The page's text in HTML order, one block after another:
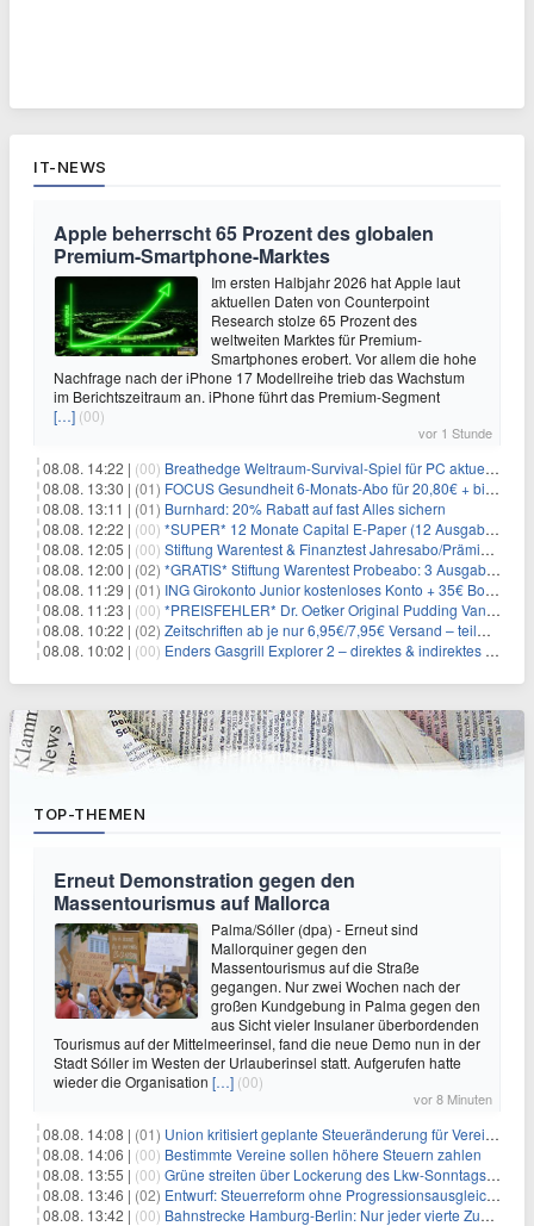
IT-NEWS
Apple beherrscht 65 Prozent des globalen
Premium-Smartphone-Marktes
Im ersten Halbjahr 2026 hat Apple laut
aktuellen Daten von Counterpoint
Research stolze 65 Prozent des
weltweiten Marktes für Premium-
Smartphones erobert. Vor allem die hohe
Nachfrage nach der iPhone 17 Modellreihe trieb das Wachstum
im Berichtszeitraum an. iPhone führt das Premium-Segment
[…] (00)
vor 1 Stunde
08.08. 14:22 | (00) Breathedge Weltraum-Survival-Spiel für PC aktuell kostenlos bei Steam
08.08. 13:30 | (01) FOCUS Gesundheit 6-Monats-Abo für 20,80€ + bis zu 20€ Prämie
08.08. 13:11 | (01) Burnhard: 20% Rabatt auf fast Alles sichern
08.08. 12:22 | (00) *SUPER* 12 Monate Capital E-Paper (12 Ausgaben) für NUR 7€ (statt 80,04€)
08.08. 12:05 | (00) Stiftung Warentest & Finanztest Jahresabo/Prämienabo für 35€ + Buchprämie
08.08. 12:00 | (02) *GRATIS* Stiftung Warentest Probeabo: 3 Ausgaben gratis im Wert von 25,20€
08.08. 11:29 | (01) ING Girokonto Junior kostenloses Konto + 35€ Bonus
08.08. 11:23 | (00) *PREISFEHLER* Dr. Oetker Original Pudding Vanille 22er-Pack für 2,97€
08.08. 10:22 | (02) Zeitschriften ab je nur 6,95€/7,95€ Versand – teilweise selbstkündigend!
08.08. 10:02 | (00) Enders Gasgrill Explorer 2 – direktes & indirektes Grillen für 104,99€
TOP-THEMEN
Erneut Demonstration gegen den
Massentourismus auf Mallorca
Palma/Sóller (dpa) - Erneut sind
Mallorquiner gegen den
Massentourismus auf die Straße
gegangen. Nur zwei Wochen nach der
großen Kundgebung in Palma gegen den
aus Sicht vieler Insulaner überbordenden
Tourismus auf der Mittelmeerinsel, fand die neue Demo nun in der
Stadt Sóller im Westen der Urlauberinsel statt. Aufgerufen hatte
wieder die Organisation […] (00)
vor 8 Minuten
08.08. 14:08 | (01) Union kritisiert geplante Steueränderung für Vereine
08.08. 14:06 | (00) Bestimmte Vereine sollen höhere Steuern zahlen
08.08. 13:55 | (00) Grüne streiten über Lockerung des Lkw-Sonntagsfahrverbots
08.08. 13:46 | (02) Entwurf: Steuerreform ohne Progressionsausgleich geplant
08.08. 13:42 | (00) Bahnstrecke Hamburg-Berlin: Nur jeder vierte Zug pünktlich